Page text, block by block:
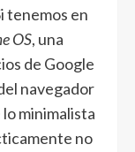
tenemos en
OS, una
de Google
navegador
lo minimalista
no